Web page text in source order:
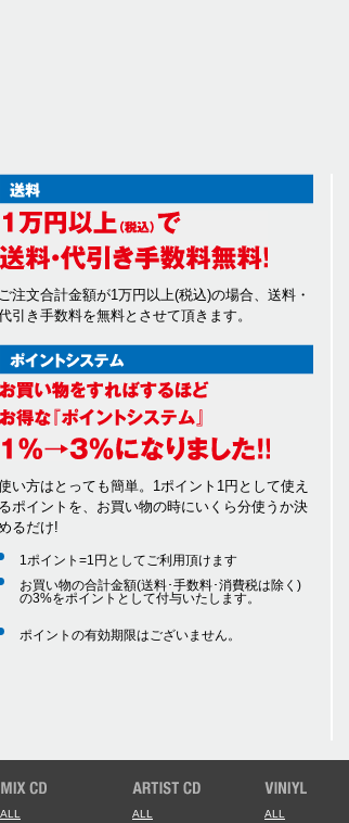
ご注文合計金額が1万円以上(税込)の場合、送料・
引き手数料を無料とさせて頂きます。
い方はとっても簡単。1ポイント1円として使え
るポイントを、お買い物の時にいくら分使うか決
るだけ!
1ポイント=1円としてご利用頂けます
お買い物の合計金額(送料･手数料･消費税は除く)
の3%をポイントとして付与いたします。
ポイントの有効期限はございません。
ALL ALL ALL